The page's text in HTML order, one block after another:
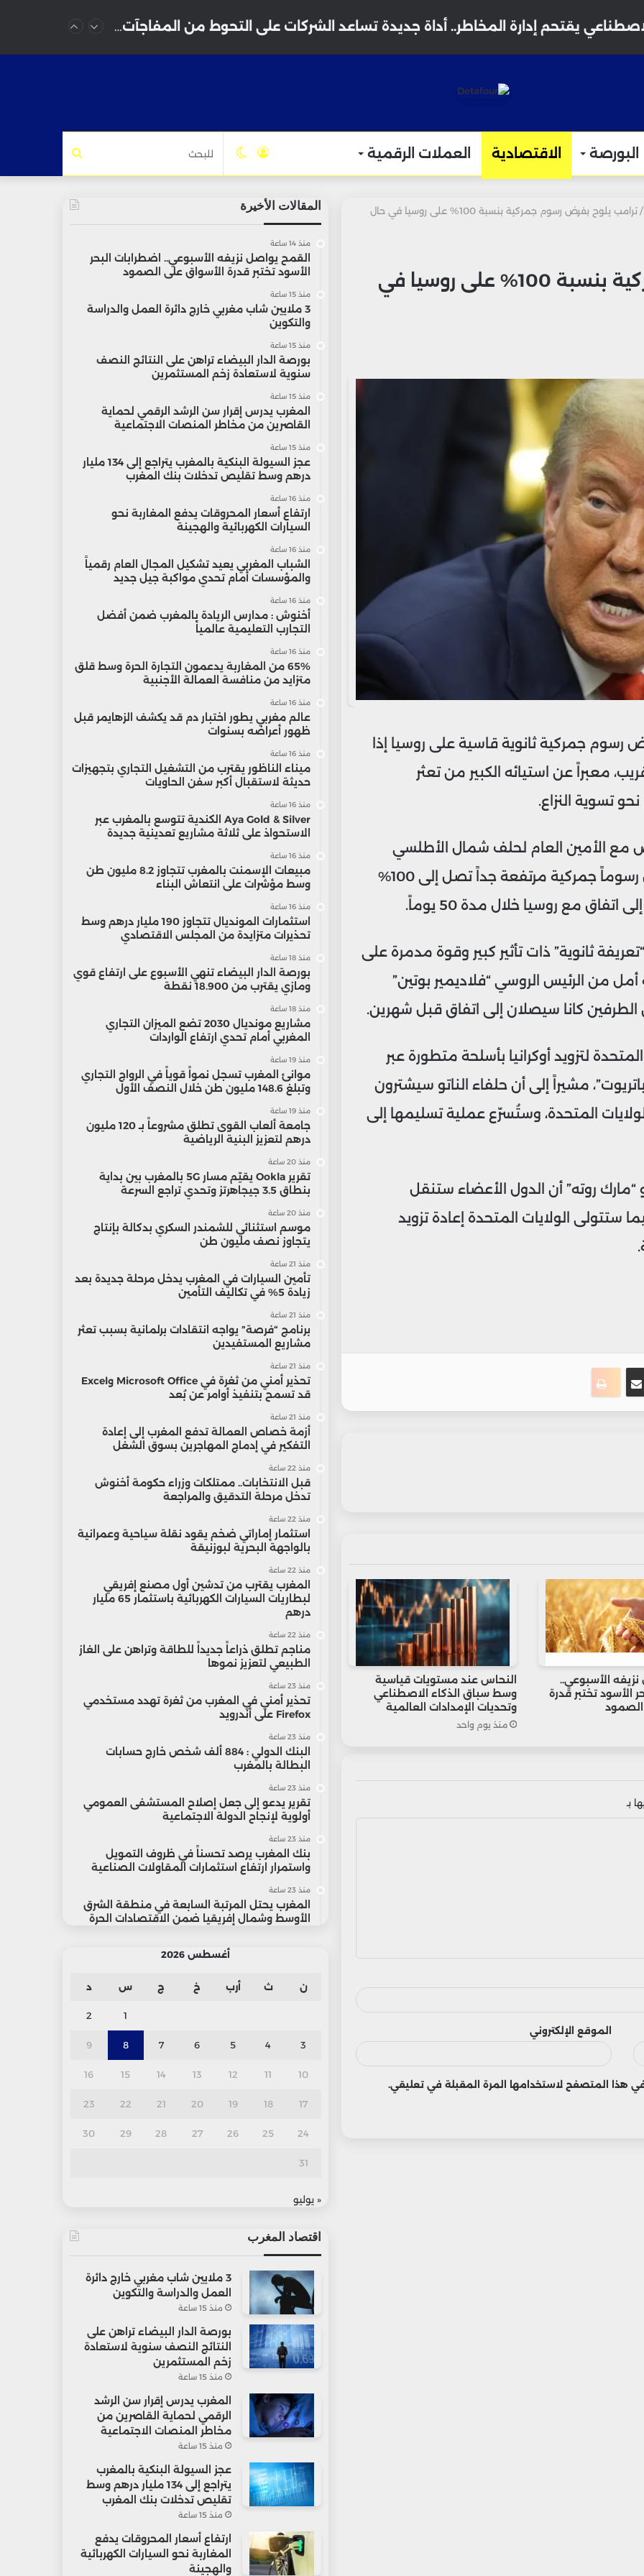
البورصة الاقتصادية العملات الرقمية للبحث الوضعتسجيل
/
ترامب يلوح بفرض رسوم جمركية بنسبة 100% على روسيا في حال
ترامب يلوح بفرض رسوم جمركية بنسبة 100% على روسيا في
رسوم جمركية ثانوية قاسية على روسيا إذا
معبراً عن استيائه الكبير من تعثر
تسوية النزاع.
مع الأمين العام لحلف شمال الأطلسي
“الناتو”، أعلن ترامب أن واشنطن ستفرض رسوماً جمركية مرتفعة جداً تصل إلى 100%
مع روسيا خلال مدة 50 يوماً.
ثانوية” ذات تأثير كبير وقوة مدمرة على
من الرئيس الروسي “فلاديمير بوتين”
كانا سيصلان إلى اتفاق قبل شهرين.
لتزويد أوكرانيا بأسلحة متطورة عبر
مشيراً إلى أن حلفاء الناتو سيشترون
المتحدة، وستُسرّع عملية تسليمها إلى
“مارك روته” أن الدول الأعضاء ستنقل
ستتولى الولايات المتحدة إعادة تزويد
مشاركة عبر البريدطباعة
نزيفه الأسبوعي..
الأسود تختبر قدرة
الصمود
النحاس عند مستويات قياسية
وسط سباق الذكاء الاصطناعي
وتحديات الإمدادات العالمية
منذ يوم واحد
بـ
الموقع الإلكتروني
في هذا المتصفح لاستخدامها المرة المقبلة في تعليقي.
المقالات الأخيرة
منذ 14 ساعة
القمح يواصل نزيفه الأسبوعي.. اضطرابات البحر
الأسود تختبر قدرة الأسواق على الصمود
منذ 15 ساعة
3 ملايين شاب مغربي خارج دائرة العمل والدراسة
والتكوين
منذ 15 ساعة
بورصة الدار البيضاء تراهن على النتائج النصف
سنوية لاستعادة زخم المستثمرين
منذ 15 ساعة
المغرب يدرس إقرار سن الرشد الرقمي لحماية
القاصرين من مخاطر المنصات الاجتماعية
منذ 15 ساعة
عجز السيولة البنكية بالمغرب يتراجع إلى 134 مليار
درهم وسط تقليص تدخلات بنك المغرب
منذ 16 ساعة
ارتفاع أسعار المحروقات يدفع المغاربة نحو
السيارات الكهربائية والهجينة
منذ 16 ساعة
الشباب المغربي يعيد تشكيل المجال العام رقمياً
والمؤسسات أمام تحدي مواكبة جيل جديد
منذ 16 ساعة
أخنوش : مدارس الريادة بالمغرب ضمن أفضل
التجارب التعليمية عالمياً
منذ 16 ساعة
65% من المغاربة يدعمون التجارة الحرة وسط قلق
متزايد من منافسة العمالة الأجنبية
منذ 16 ساعة
عالم مغربي يطور اختبار دم قد يكشف الزهايمر قبل
ظهور أعراضه بسنوات
منذ 16 ساعة
ميناء الناظور يقترب من التشغيل التجاري بتجهيزات
حديثة لاستقبال أكبر سفن الحاويات
منذ 16 ساعة
Aya Gold & Silver الكندية تتوسع بالمغرب عبر
الاستحواذ على ثلاثة مشاريع تعدينية جديدة
منذ 16 ساعة
مبيعات الإسمنت بالمغرب تتجاوز 8.2 مليون طن
وسط مؤشرات على انتعاش البناء
منذ 16 ساعة
استثمارات المونديال تتجاوز 190 مليار درهم وسط
تحذيرات متزايدة من المجلس الاقتصادي
منذ 18 ساعة
بورصة الدار البيضاء تنهي الأسبوع على ارتفاع قوي
ومازي يقترب من 18.900 نقطة
منذ 18 ساعة
مشاريع مونديال 2030 تضع الميزان التجاري
المغربي أمام تحدي ارتفاع الواردات
منذ 19 ساعة
موانئ المغرب تسجل نمواً قوياً في الرواج التجاري
وتبلغ 148.6 مليون طن خلال النصف الأول
منذ 19 ساعة
جامعة ألعاب القوى تطلق مشروعاً بـ 120 مليون
درهم لتعزيز البنية الرياضية
منذ 20 ساعة
تقرير Ookla يقيّم مسار 5G بالمغرب بين بداية
بنطاق 3.5 جيجاهرتز وتحدي تراجع السرعة
منذ 20 ساعة
موسم استثنائي للشمندر السكري بدكالة بإنتاج
يتجاوز نصف مليون طن
منذ 21 ساعة
تأمين السيارات في المغرب يدخل مرحلة جديدة بعد
زيادة 5% في تكاليف التأمين
منذ 21 ساعة
برنامج “فرصة” يواجه انتقادات برلمانية بسبب تعثر
مشاريع المستفيدين
منذ 21 ساعة
تحذير أمني من ثغرة في Microsoft Office وExcel
قد تسمح بتنفيذ أوامر عن بُعد
منذ 21 ساعة
أزمة خصاص العمالة تدفع المغرب إلى إعادة
التفكير في إدماج المهاجرين بسوق الشغل
منذ 22 ساعة
قبل الانتخابات.. ممتلكات وزراء حكومة أخنوش
تدخل مرحلة التدقيق والمراجعة
منذ 22 ساعة
استثمار إماراتي ضخم يقود نقلة سياحية وعمرانية
بالواجهة البحرية لبوزنيقة
منذ 22 ساعة
المغرب يقترب من تدشين أول مصنع إفريقي
لبطاريات السيارات الكهربائية باستثمار 65 مليار
درهم
منذ 22 ساعة
مناجم تطلق ذراعاً جديداً للطاقة وتراهن على الغاز
الطبيعي لتعزيز نموها
منذ 23 ساعة
تحذير أمني في المغرب من ثغرة تهدد مستخدمي
Firefox على أندرويد
منذ 23 ساعة
البنك الدولي : 884 ألف شخص خارج حسابات
البطالة بالمغرب
منذ 23 ساعة
تقرير يدعو إلى جعل إصلاح المستشفى العمومي
أولوية لإنجاح الدولة الاجتماعية
منذ 23 ساعة
بنك المغرب يرصد تحسناً في ظروف التمويل
واستمرار ارتفاع استثمارات المقاولات الصناعية
منذ 23 ساعة
المغرب يحتل المرتبة السابعة في منطقة الشرق
الأوسط وشمال إفريقيا ضمن الاقتصادات الحرة
أغسطس 2026
ن ث أرب خ ج س د
1
2
3
4
5
6
7
8
9
10
11
12
13
14
15
16
17
18
19
20
21
22
23
24
25
26
27
28
29
30
31
« يوليو
اقتصاد المغرب
3 ملايين شاب مغربي خارج دائرة
العمل والدراسة والتكوين
منذ 15 ساعة
بورصة الدار البيضاء تراهن على
النتائج النصف سنوية لاستعادة
زخم المستثمرين
منذ 15 ساعة
المغرب يدرس إقرار سن الرشد
الرقمي لحماية القاصرين من
مخاطر المنصات الاجتماعية
منذ 15 ساعة
عجز السيولة البنكية بالمغرب
يتراجع إلى 134 مليار درهم وسط
تقليص تدخلات بنك المغرب
منذ 15 ساعة
ارتفاع أسعار المحروقات يدفع
المغاربة نحو السيارات الكهربائية
والهجينة